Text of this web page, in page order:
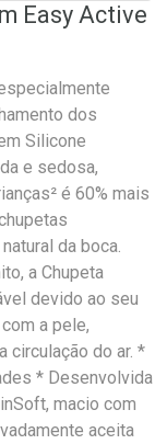
Easy Active
dos
Silicone
e sedosa,
é 60% mais
da boca.
a Chupeta
devido ao seu
a pele,
circulação do ar. *
* Desenvolvida
macio com
aceita